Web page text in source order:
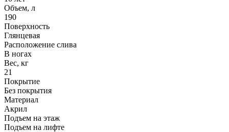
Объем, л
190
Поверхность
Глянцевая
Расположение слива
В ногах
Вес, кг
21
Покрытие
Без покрытия
Материал
Акрил
Подъем на этаж
Подъем на лифте